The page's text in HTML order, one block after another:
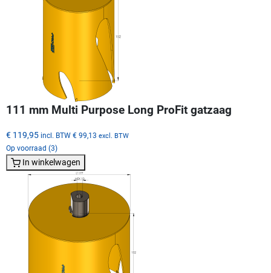
111 mm Multi Purpose Long ProFit gatzaag
€ 119,95 incl. BTW € 99,13 excl. BTW
Op voorraad (3)
In winkelwagen